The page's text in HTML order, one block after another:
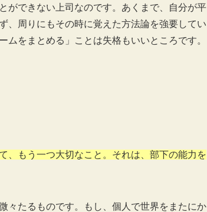
ができない上司なのです。あくまで、自分が平
、周りにもその時に覚えた方法論を強要してい
をまとめる」ことは失格もいいところです。
、もう一つ大切なこと。それは、部下の能力を
々たるものです。もし、個人で世界をまたにか